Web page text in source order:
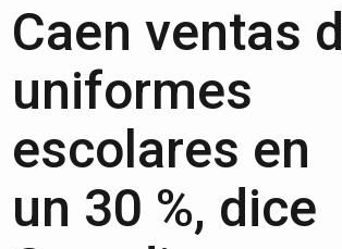
Caen ventas
uniformes
escolares en
un 30 %, dice